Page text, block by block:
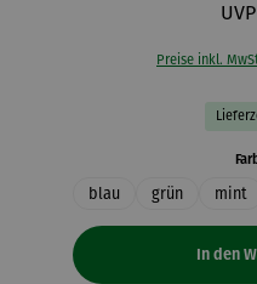
Preise inkl.
blau grün mint
In den